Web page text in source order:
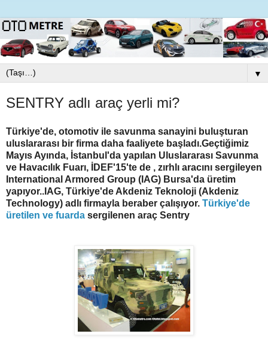
▼
SENTRY adlı araç yerli mi?
Türkiye'de, otomotiv ile savunma sanayini buluşturan
uluslararası bir firma daha faaliyete başladı.Geçtiğimiz
Mayıs Ayında, İstanbul'da yapılan Uluslararası Savunma
ve Havacılık Fuarı, İDEF'15'te de , zırhlı aracını sergileyen
International Armored Group (IAG) Bursa'da üretim
yapıyor..IAG, Türkiye'de Akdeniz Teknoloji (Akdeniz
Technology) adlı firmayla beraber çalışıyor. Türkiye'de
üretilen ve fuarda sergilenen araç Sentry